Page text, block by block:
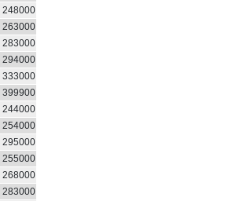
248000
263000
283000
294000
333000
399900
244000
254000
295000
255000
268000
283000